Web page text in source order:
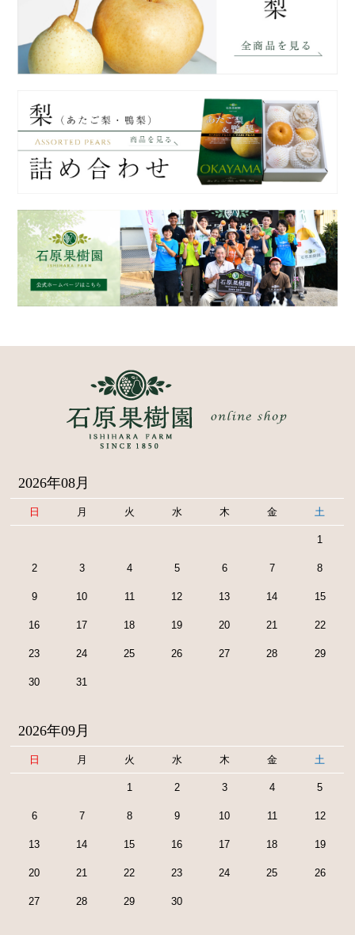
2026年08月
日 月 火 水 木 金 土
1
2 3 4 5 6 7 8
9 10 11 12 13 14 15
16 17 18 19 20 21 22
23 24 25 26 27 28 29
30 31
2026年09月
日 月 火 水 木 金 土
1 2 3 4 5
6 7 8 9 10 11 12
13 14 15 16 17 18 19
20 21 22 23 24 25 26
27 28 29 30